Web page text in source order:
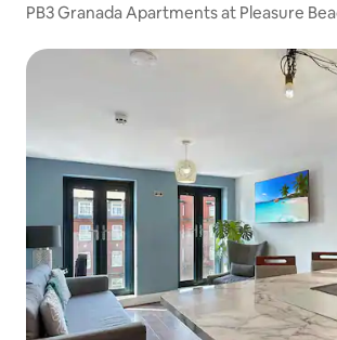
PB3 Granada Apartments at Pleasure